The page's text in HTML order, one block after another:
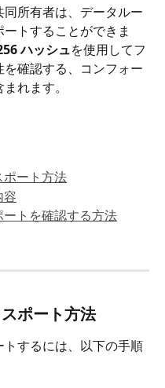
所有者は、データルー
トすることができま
ハッシュを使用してフ
確認する、コンフォー
れます。
ート方法
容
トを確認する方法
ポート方法
するには、以下の手順